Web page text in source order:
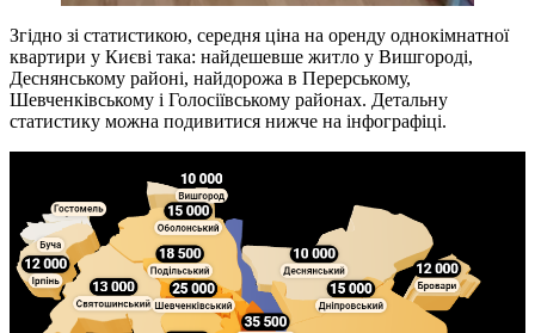
Згідно зі статистикою, середня ціна на оренду однокімнатної
квартири у Києві така: найдешевше житло у Вишгороді,
Деснянському районі, найдорожа в Перерському,
Шевченківському і Голосіївському районах. Детальну
статистику можна подивитися нижче на інфографіці.